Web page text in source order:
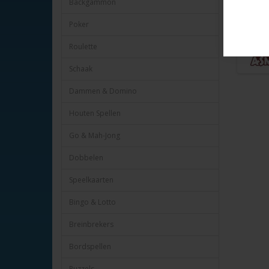
Backgammon
Poker
Roulette
Schaak
Dammen & Domino
Houten Spellen
Go & Mah-Jong
Dobbelen
Speelkaarten
Bingo & Lotto
Breinbrekers
Bordspellen